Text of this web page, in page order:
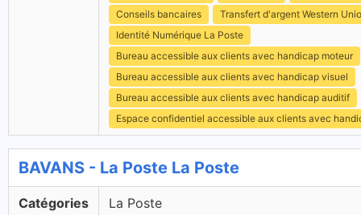
Conseils bancaires
Transfert d'argent Western
Identité Numérique La Poste
Bureau accessible aux clients avec handicap moteur
Bureau accessible aux clients avec handicap visuel
Bureau accessible aux clients avec handicap auditif
Espace confidentiel accessible aux clients avec
BAVANS - La Poste La Poste
Catégories La Poste